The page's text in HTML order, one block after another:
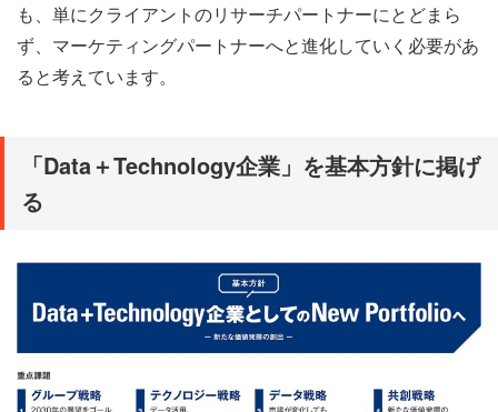
も、単にクライアントのリサーチパートナーにとどまら
ず、マーケティングパートナーへと進化していく必要があ
ると考えています。
「Data＋Technology企業」を基本方針に掲げ
る